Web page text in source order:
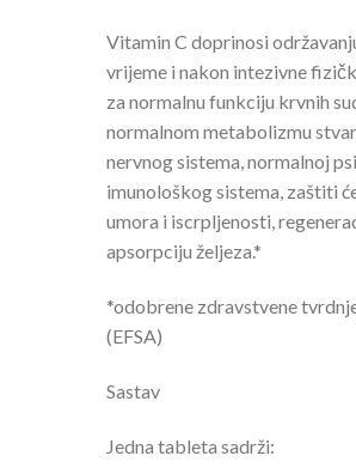
Vitamin C doprinosi
vrijeme i nakon intezivne
za normalnu funkciju krvnih
normalnom metabolizmu
nervnog sistema, normalnoj
imunološkog sistema, zaštiti
umora i iscrpljenosti,
apsorpciju željeza.*
*odobrene zdravstvene
(EFSA)
Sastav
Jedna tableta sadrži: